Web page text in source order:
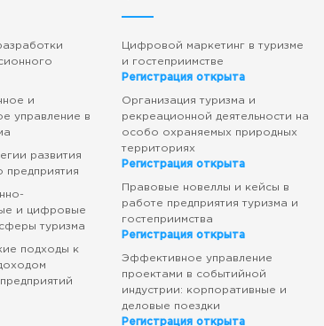
и
управление в
развития
предприятия
и цифровые
туризма
подходы к
Цифровой маркетинг в туризме
и гостеприимстве
Регистрация открыта
Организация туризма и
рекреационной деятельности на
особо охраняемых природных
территориях
Регистрация открыта
Правовые новеллы и кейсы в
работе предприятия туризма и
гостеприимства
Регистрация открыта
Эффективное управление
проектами в событийной
индустрии: корпоративные и
деловые поездки
Регистрация открыта